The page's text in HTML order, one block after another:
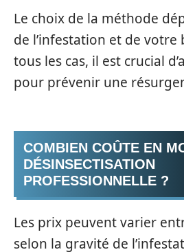
Le choix de la méthode
de l’infestation et de votre
tous les cas, il est crucial
pour prévenir une
COMBIEN COÛTE EN
DÉSINSECTISATION
PROFESSIONNELLE ?
Les prix peuvent varier
selon la gravité de